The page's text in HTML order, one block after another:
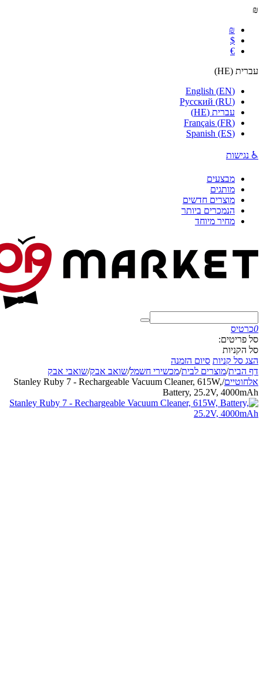
₪
₪
$
€
עברית (
HE
)
English (EN)
Русский (RU)
עברית (
HE
)
Français (FR)
Spanish (ES)
♿ נגישות
מבצעים
מותגים
מוצרים חדשים
הנמכרים ביותר
מחיר מיוחד
0כרטיס
סל פריטים:
סל הקניות
הצג סל קניות סיום הזמנה
דף הבית/מוצרים לבית/מכשירי חשמל/שואב אבק/שואבי אבק
אלחוטיים/
Stanley Ruby 7 - Rechargeable Vacuum Cleaner, 615W,
Battery, 25.2V, 4000mAh